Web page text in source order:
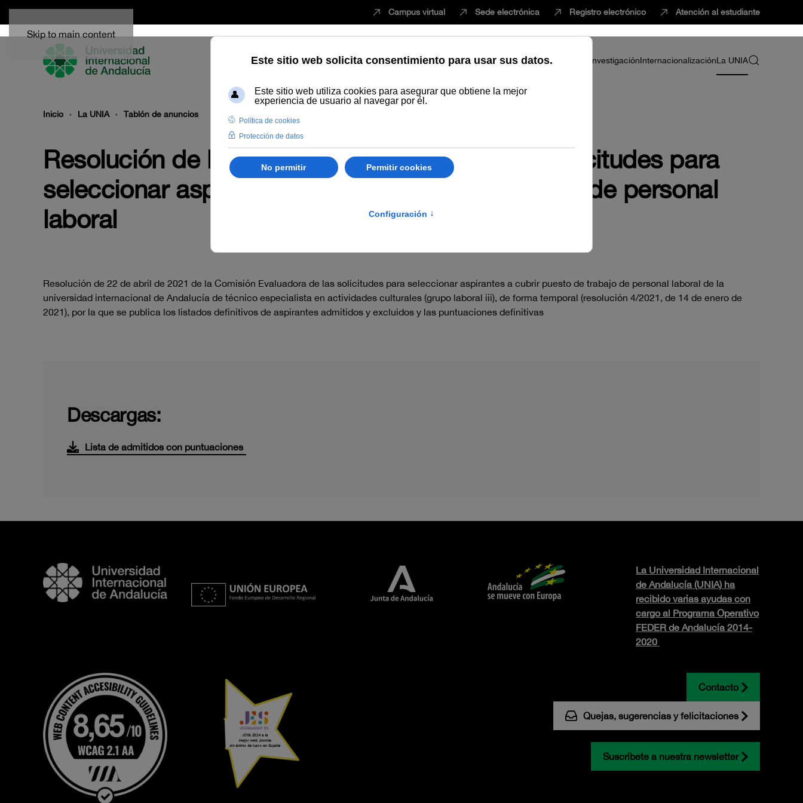
Skip to main content
Campus virtual Sede electrónica Registro electrónico Atención al estudiante
EstudiarInnovaciónVida universitariaProfesorado InvestigaciónInternacionalizaciónLa UNIA
Inicio La UNIA Tablón de anuncios
Resolución de la Comisión Evaluadora de las solicitudes para
seleccionar aspirantes a cubrir puesto de trabajo de personal
laboral
Resolución de 22 de abril de 2021 de la Comisión Evaluadora de las solicitudes para seleccionar aspirantes a cubrir puesto de trabajo de personal laboral de la
universidad internacional de Andalucía de técnico especialista en actividades culturales (grupo laboral iii), de forma temporal (resolución 4/2021, de 14 de enero de
2021), por la que se publica los listados definitivos de aspirantes admitidos y excluidos y las puntuaciones definitivas
Descargas:
Lista de admitidos con puntuaciones
La Universidad Internacional
de Andalucía (UNIA) ha
recibido varias ayudas con
cargo al Programa Operativo
FEDER de Andalucía 2014-
2020
Contacto
Quejas, sugerencias y felicitaciones
Suscríbete a nuestra newsletter